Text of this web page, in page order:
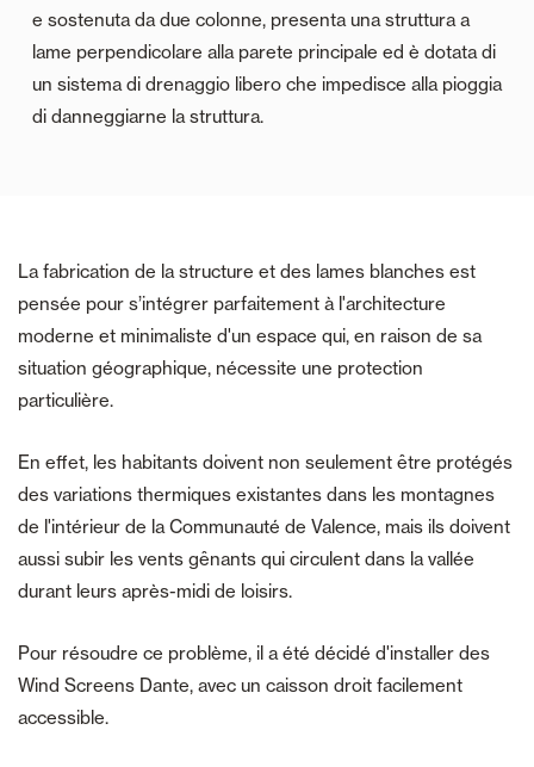
e sostenuta da due colonne, presenta una struttura a
lame perpendicolare alla parete principale ed è dotata di
un sistema di drenaggio libero che impedisce alla pioggia
di danneggiarne la struttura.
La fabrication de la structure et des lames blanches est
pensée pour s’intégrer parfaitement à l'architecture
moderne et minimaliste d'un espace qui, en raison de sa
situation géographique, nécessite une protection
particulière.
En effet, les habitants doivent non seulement être protégés
des variations thermiques existantes dans les montagnes
de l'intérieur de la Communauté de Valence, mais ils doivent
aussi subir les vents gênants qui circulent dans la vallée
durant leurs après-midi de loisirs.
Pour résoudre ce problème, il a été décidé d'installer des
Wind Screens Dante, avec un caisson droit facilement
accessible.